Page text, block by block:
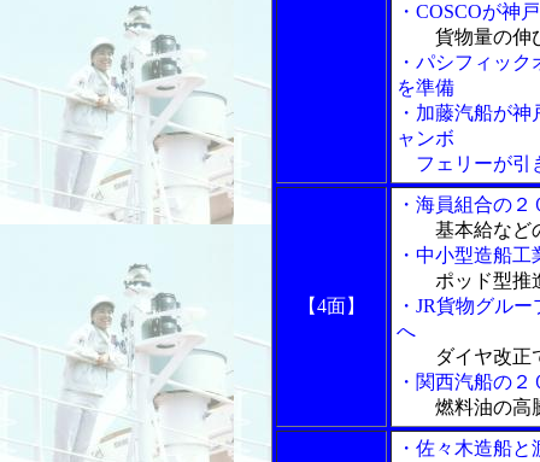
・COSCOが神
貨物量の伸
・パシフィッ
を準備
・加藤汽船が
ャンボ
フェリーが引
【4面】
・海員組合の
基本給など
・中小型造船
ポッド型推
・JR貨物グル
へ
ダイヤ改正
・関西汽船の
燃料油の高
・佐々木造船